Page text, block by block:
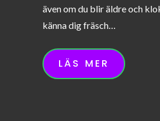
även om du blir äldre och
känna dig fräsch…
LÄS MER